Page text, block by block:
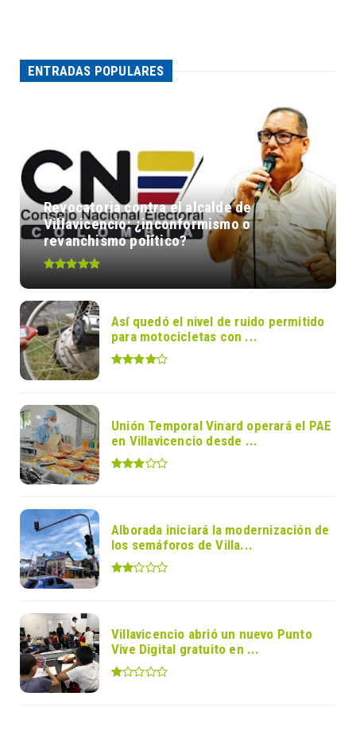
ENTRADAS POPULARES
Revocatoria contra el alcalde de
Villavicencio: ¿inconformismo o
revanchismo político?
Así quedó el nivel de ruido permitido
para motocicletas con ...
Unión Temporal Vinard operará el PAE
en Villavicencio desde ...
Alborada iniciará la modernización de
los semáforos de Villa...
Villavicencio abrió un nuevo Punto
Vive Digital gratuito en ...